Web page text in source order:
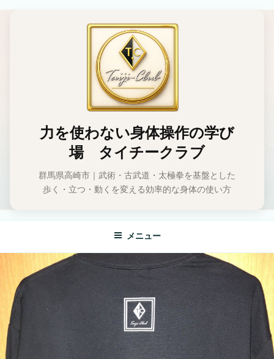
力を使わない身体操作の学び
場 タイチークラブ
群馬県高崎市｜武術・古武道・太極拳を基盤とした
歩く・立つ・動くを変える効率的な身体の使い方
メニュー